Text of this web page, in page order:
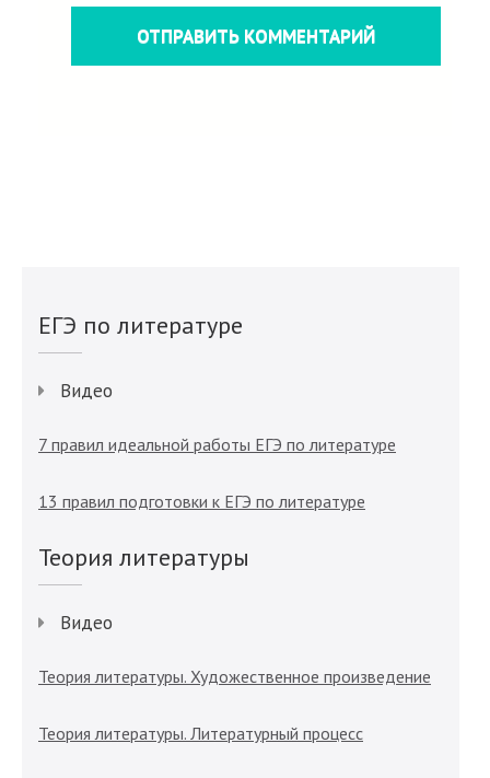
ЕГЭ по литературе
Видео
7 правил идеальной работы ЕГЭ по литературе
13 правил подготовки к ЕГЭ по литературе
Теория литературы
Видео
Теория литературы. Художественное произведение
Теория литературы. Литературный процесс